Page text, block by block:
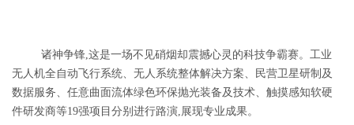
诸神争锋,这是一场不见硝烟却震撼心灵的科技争霸赛。工业
无人机全自动飞行系统、无人系统整体解决方案、民营卫星研制及
数据服务、任意曲面流体绿色环保抛光装备及技术、触摸感知软硬
件研发商等19强项目分别进行路演,展现专业成果。